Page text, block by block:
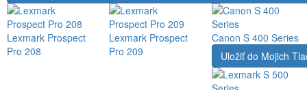
Lexmark Prospect
Pro 208
Lexmark Prospect
Pro 209
Canon S 400 Series
Uložiť do Mojich